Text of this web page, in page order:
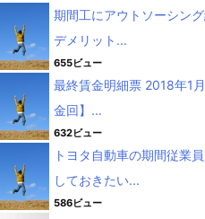
期間工にアウトソーシン
デメリット...
655ビュー
最終賃金明細票 2018年1
金回】...
632ビュー
トヨタ自動車の期間従業
しておきたい...
586ビュー